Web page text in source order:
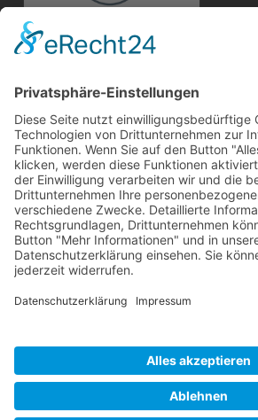
Straße am Flugplatz 6a
12487 Berlin
Telefon:030 91207932
Mobil:0171 2913856
E-Mail:info@abfluss-hilfe-24.de
Home
Impressum
FAQ
Bewerten Sie uns bei Google